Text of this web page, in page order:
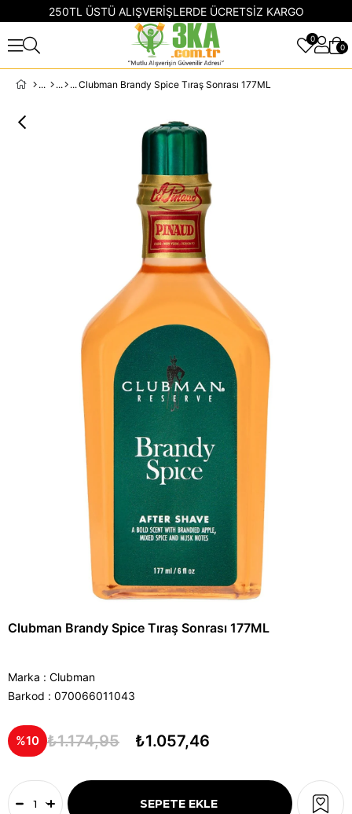
250TL ÜSTÜ ALIŞVERİŞLERDE ÜCRETSİZ KARGO
0
0
Clubman Brandy Spice Tıraş Sonrası 177ML
Clubman Brandy Spice Tıraş Sonrası 177ML
Marka : Clubman
Barkod : 070066011043
10 ₺1.174,95 ₺1.057,46